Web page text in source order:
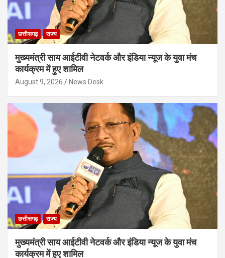
छत्तीसगढ़ राज्य
मुख्यमंत्री साय आईटीवी नेटवर्क और इंडिया न्यूज के युवा मंच
कार्यक्रम में हुए शामिल
August 9, 2026 News Desk
छत्तीसगढ़ राज्य
मुख्यमंत्री साय आईटीवी नेटवर्क और इंडिया न्यूज के युवा मंच
कार्यक्रम में हुए शामिल